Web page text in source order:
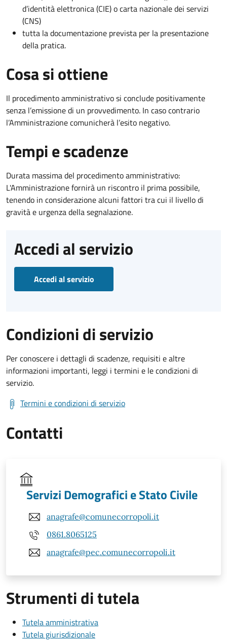
d’identità elettronica (CIE) o carta nazionale dei servizi
(CNS)
tutta la documentazione prevista per la presentazione
della pratica.
Cosa si ottiene
Il procedimento amministrativo si conclude positivamente
senza l’emissione di un provvedimento. In caso contrario
l’Amministrazione comunicherà l’esito negativo.
Tempi e scadenze
Durata massima del procedimento amministrativo:
L'Amministrazione fornirà un riscontro il prima possibile,
tenendo in considerazione alcuni fattori tra cui il livello di
gravità e urgenza della segnalazione.
Accedi al servizio
Accedi al servizio
Condizioni di servizio
Per conoscere i dettagli di scadenze, requisiti e altre
informazioni importanti, leggi i termini e le condizioni di
servizio.
Termini e condizioni di servizio
Contatti
Servizi Demografici e Stato Civile
anagrafe@comunecorropoli.it
0861.8065125
anagrafe@pec.comunecorropoli.it
Strumenti di tutela
Tutela amministrativa
Tutela giurisdizionale